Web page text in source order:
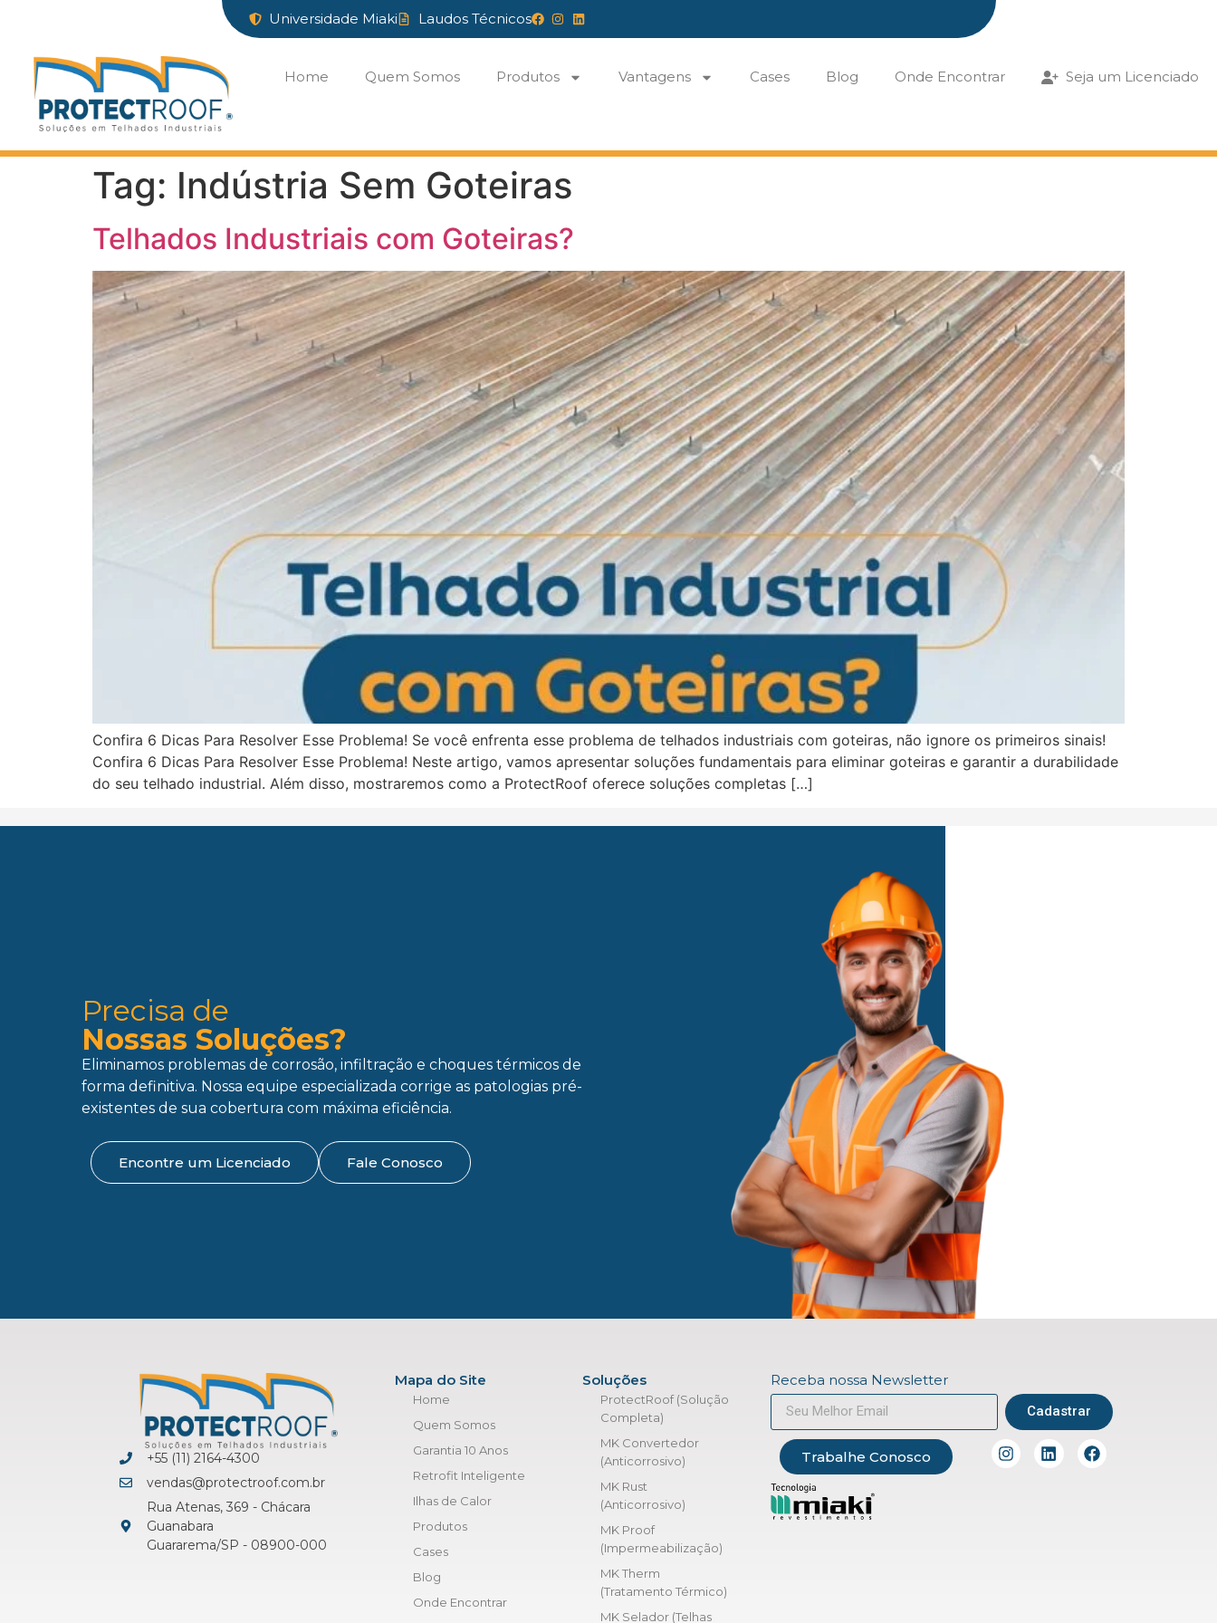
Universidade Miaki Laudos Técnicos
Home Quem Somos Produtos Vantagens Cases Blog Onde Encontrar Seja um Licenciado
Tag: Indústria Sem Goteiras
Telhados Industriais com Goteiras?
Confira 6 Dicas Para Resolver Esse Problema! Se você enfrenta esse problema de telhados industriais com goteiras, não ignore os primeiros sinais!
Confira 6 Dicas Para Resolver Esse Problema! Neste artigo, vamos apresentar soluções fundamentais para eliminar goteiras e garantir a durabilidade
do seu telhado industrial. Além disso, mostraremos como a ProtectRoof oferece soluções completas […]
Precisa de
Nossas Soluções?
Eliminamos problemas de corrosão, infiltração e choques térmicos de
forma definitiva. Nossa equipe especializada corrige as patologias pré-
existentes de sua cobertura com máxima eficiência.
Encontre um Licenciado Fale Conosco
+55 (11) 2164-4300
vendas@protectroof.com.br
Rua Atenas, 369 - Chácara
Guanabara
Guararema/SP - 08900-000
Mapa do Site
Home
Quem Somos
Garantia 10 Anos
Retrofit Inteligente
Ilhas de Calor
Produtos
Cases
Blog
Onde Encontrar
Soluções
ProtectRoof (Solução
Completa)
MK Convertedor
(Anticorrosivo)
MK Rust
(Anticorrosivo)
MK Proof
(Impermeabilização)
MK Therm
(Tratamento Térmico)
MK Selador (Telhas
Receba nossa Newsletter
Cadastrar
Trabalhe Conosco